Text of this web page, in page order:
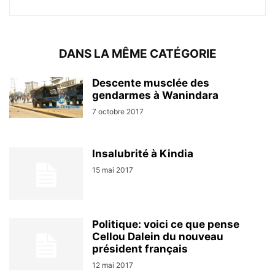
DANS LA MÊME CATÉGORIE
Descente musclée des
gendarmes à Wanindara
7 octobre 2017
Insalubrité à Kindia
15 mai 2017
Politique: voici ce que pense
Cellou Dalein du nouveau
président français
12 mai 2017